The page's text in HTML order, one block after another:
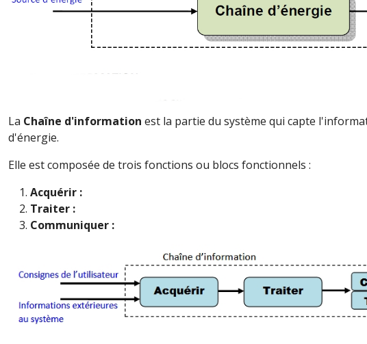
La Chaîne d'information est la partie du système qui capte
d'énergie.
Elle est composée de trois fonctions ou blocs fonctionnels :
Acquérir :
Traiter :
Communiquer :